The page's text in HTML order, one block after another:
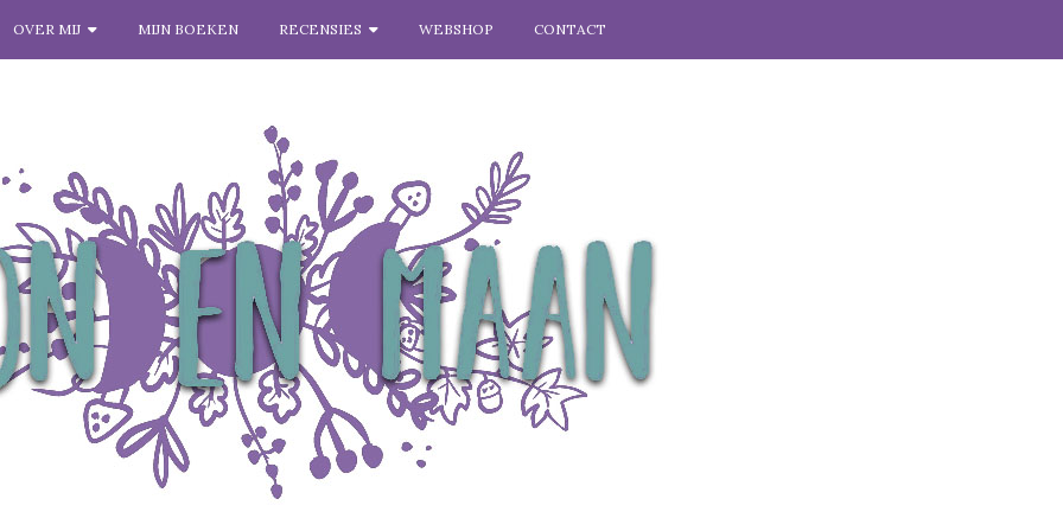
OVER MIJ MIJN BOEKEN RECENSIES WEBSHOP CONTACT